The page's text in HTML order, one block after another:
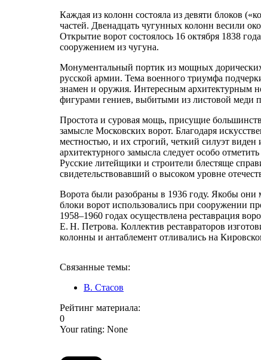
Каждая из колонн состояла из девяти блоков
частей. Двенадцать чугунных колонн весили
Открытие ворот состоялось 16 октября 1838
сооружением из чугуна.
Монументальный портик из мощных
русской армии. Тема военного триумфа
знамен и оружия. Интересным архитектурным
фигурами гениев, выбитыми из листовой меди
Простота и суровая мощь, присущие
замысле Московских ворот. Благодаря
местностью, и их строгий, четкий силуэт
архитектурного замысла следует особо
Русские литейщики и строители блестяще
свидетельствовавший о высоком уровне
Ворота были разобраны в 1936 году. Якобы
блоки ворот использовались при сооружении
1958–1960 годах осуществлена реставрация
Е. Н. Петрова. Коллектив реставраторов
колонны и антаблемент отливались на
Связанные темы:
В. Стасов
Рейтинг материала:
0
Your rating: None